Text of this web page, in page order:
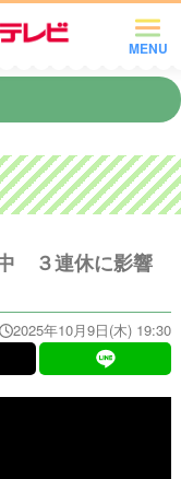
MENU
中 ３連休に影響
2025年10月9日(木) 19:30